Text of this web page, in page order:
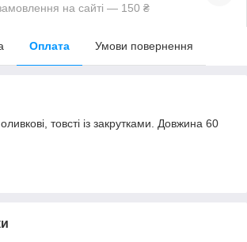
на сайті — 150 ₴
Оплата Умови повернення
товсті із закрутками. Довжина 60